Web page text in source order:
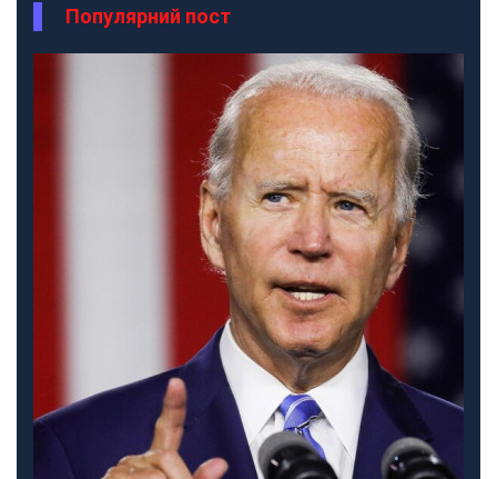
Популярний пост